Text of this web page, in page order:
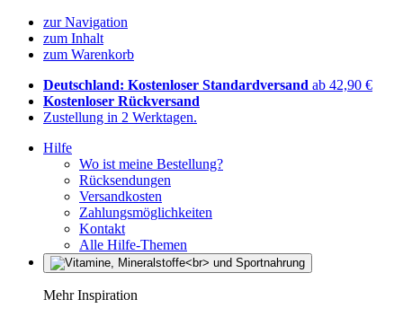
zur Navigation
zum Inhalt
zum Warenkorb
Deutschland: Kostenloser Standardversand ab 42,90 €
Kostenloser Rückversand
Zustellung in 2 Werktagen.
Hilfe
Wo ist meine Bestellung?
Rücksendungen
Versandkosten
Zahlungsmöglichkeiten
Kontakt
Alle Hilfe-Themen
Mehr Inspiration